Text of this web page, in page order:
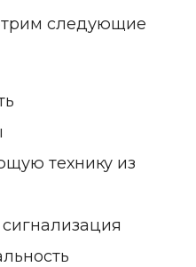
следующие
технику из